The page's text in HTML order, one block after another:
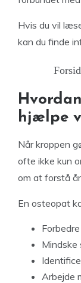
Hvis du vil
kan du finde
hjælpe
Når kroppen
ofte ikke kun
om at forstå
En osteopat
Arbejde